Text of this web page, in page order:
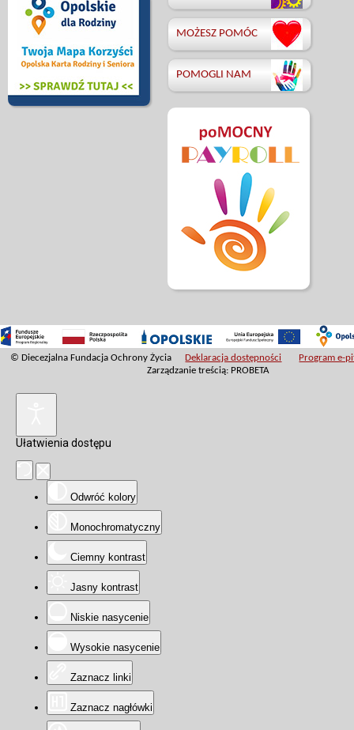
MOŻESZ POMÓC
POMOGLI NAM
© Diecezjalna Fundacja Ochrony Życia Deklaracja dostępności
Program e-
Zarządzanie treścią: PROBETA
Ułatwienia dostępu
Odwróć kolory
Monochromatyczny
Ciemny kontrast
Jasny kontrast
Niskie nasycenie
Wysokie nasycenie
Zaznacz linki
Zaznacz nagłówki